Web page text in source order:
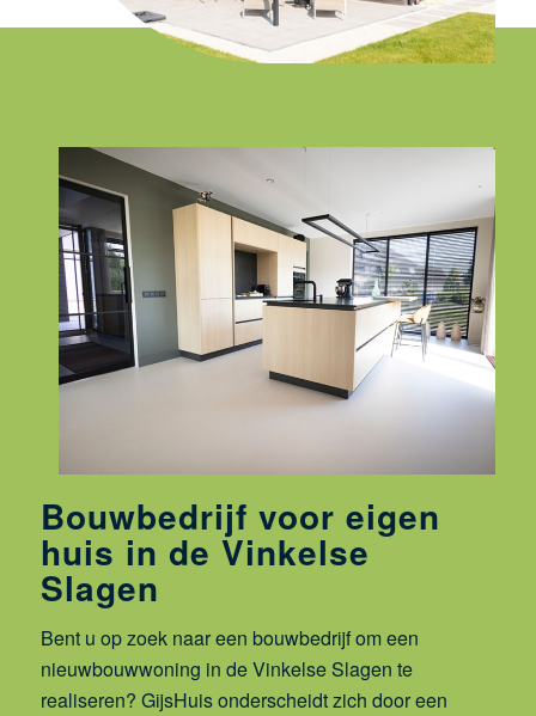
Bouwbedrijf voor eigen
huis in de Vinkelse
Slagen
Bent u op zoek naar een bouwbedrijf om een
nieuwbouwwoning in de Vinkelse Slagen te
realiseren? GijsHuis onderscheidt zich door een